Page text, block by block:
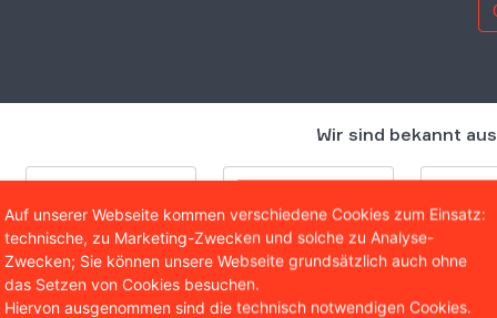
Wir sind bekannt aus
Auf unserer Webseite kommen verschiedene Cookies zum Einsatz:
technische, zu Marketing-Zwecken und solche zu Analyse-
Zwecken; Sie können unsere Webseite grundsätzlich auch ohne
das Setzen von Cookies besuchen.
Hiervon ausgenommen sind die technisch notwendigen Cookies.